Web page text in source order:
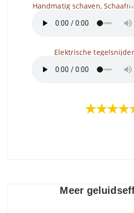
Handmatig schaven,
Elektrische tegelsnijder
Meer